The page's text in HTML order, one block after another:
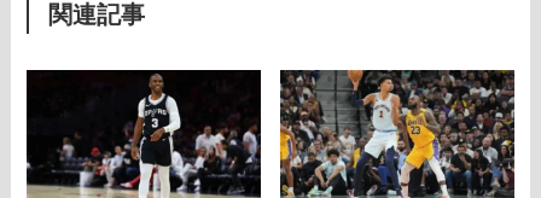
関連記事